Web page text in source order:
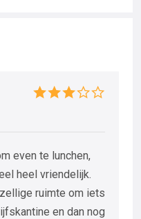
even te lunchen,
heel vriendelijk.
ruimte om iets
en dan nog